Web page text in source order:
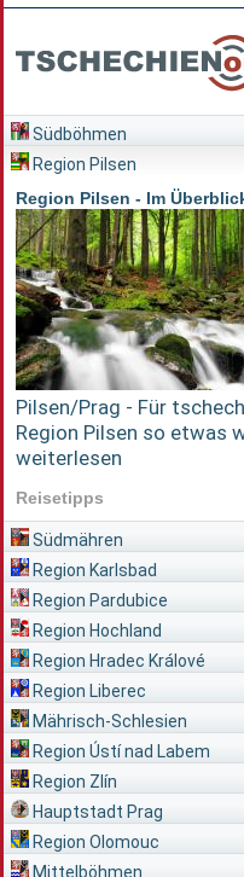
Südböhmen
Region Pilsen
Region Pilsen - Im
Pilsen/Prag - Für
Region Pilsen so etwas
weiterlesen
Reisetipps
Südmähren
Region Karlsbad
Region Pardubice
Region Hochland
Region Hradec Králové
Region Liberec
Mährisch-Schlesien
Region Ústí nad Labem
Region Zlín
Hauptstadt Prag
Region Olomouc
Mittelböhmen